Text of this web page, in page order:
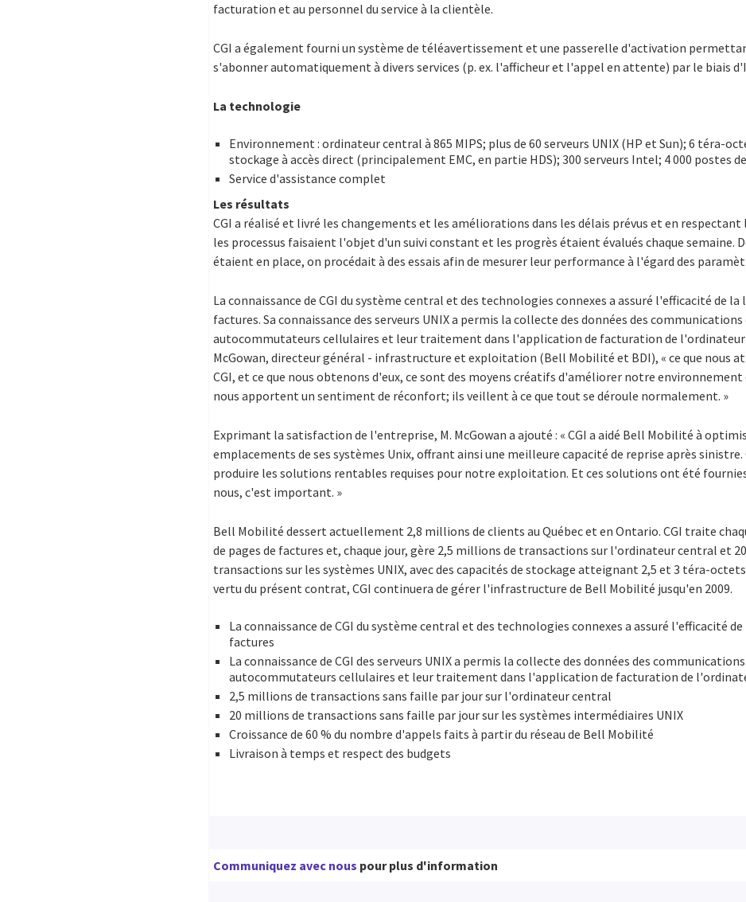
facturation et au personnel du service à la clientèle.
CGI a également fourni un système de téléavertissement et une passerelle d'activation
s'abonner automatiquement à divers services (p. ex. l'afficheur et l'appel en attente) par le biais
La technologie
Environnement : ordinateur central à 865 MIPS; plus de 60 serveurs UNIX (HP et Sun); 6 téra-
stockage à accès direct (principalement EMC, en partie HDS); 300 serveurs Intel; 4 000 postes
Service d'assistance complet
Les résultats
CGI a réalisé et livré les changements et les améliorations dans les délais prévus et en respectant
les processus faisaient l'objet d'un suivi constant et les progrès étaient évalués chaque semaine.
étaient en place, on procédait à des essais afin de mesurer leur performance à l'égard des
La connaissance de CGI du système central et des technologies connexes a assuré l'efficacité de la
factures. Sa connaissance des serveurs UNIX a permis la collecte des données des communications
autocommutateurs cellulaires et leur traitement dans l'application de facturation de
McGowan, directeur général - infrastructure et exploitation (Bell Mobilité et BDI), « ce que nous
CGI, et ce que nous obtenons d'eux, ce sont des moyens créatifs d'améliorer notre
nous apportent un sentiment de réconfort; ils veillent à ce que tout se déroule normalement. »
Exprimant la satisfaction de l'entreprise, M. McGowan a ajouté : « CGI a aidé Bell Mobilité à
emplacements de ses systèmes Unix, offrant ainsi une meilleure capacité de reprise après sinistre.
produire les solutions rentables requises pour notre exploitation. Et ces solutions ont été
nous, c'est important. »
Bell Mobilité dessert actuellement 2,8 millions de clients au Québec et en Ontario. CGI traite
de pages de factures et, chaque jour, gère 2,5 millions de transactions sur l'ordinateur central et
transactions sur les systèmes UNIX, avec des capacités de stockage atteignant 2,5 et 3 téra-
vertu du présent contrat, CGI continuera de gérer l'infrastructure de Bell Mobilité jusqu'en 2009.
La connaissance de CGI du système central et des technologies connexes a assuré l'efficacité
factures
La connaissance de CGI des serveurs UNIX a permis la collecte des données des
autocommutateurs cellulaires et leur traitement dans l'application de facturation de
2,5 millions de transactions sans faille par jour sur l'ordinateur central
20 millions de transactions sans faille par jour sur les systèmes intermédiaires UNIX
Croissance de 60 % du nombre d'appels faits à partir du réseau de Bell Mobilité
Livraison à temps et respect des budgets
Communiquez avec nous pour plus d'information